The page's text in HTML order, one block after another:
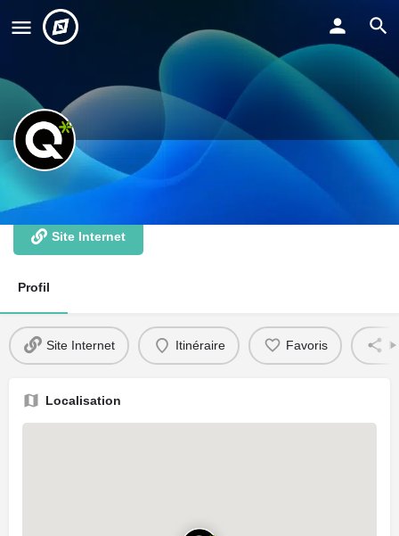
Place Quatorze
Site Internet
Profil
Site Internet Itinéraire Favoris
Localisation